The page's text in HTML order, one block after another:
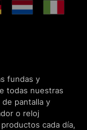
fundas y
todas nuestras
pantalla y
o reloj
cada día,